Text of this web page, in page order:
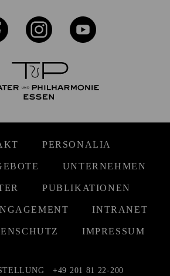
PERSONALIA
UNTERNEHMEN
PUBLIKATIONEN
INTRANET
IMPRESSUM
+49 201 81 22-200